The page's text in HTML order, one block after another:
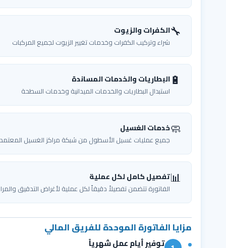
🔧الكفرات والزيوت
شراء وتركيب الكفرات وخدمات تغيير الزيوت لجميع المركبات
🔋البطاريات والخدمات المساندة
استبدال البطاريات والخدمات الميدانية وخدمات السطحة
🧼خدمات الغسيل
جميع عمليات غسيل الأسطول من شبكة مراكز الغسيل
📊تفصيل كامل لكل عملية
الفاتورة تتضمن تفصيلاً دقيقاً لكل عملية لأغراض التدقيق
مزايا الفاتورة الموحدة للفريق المالي
توفير أيام عمل شهرياً